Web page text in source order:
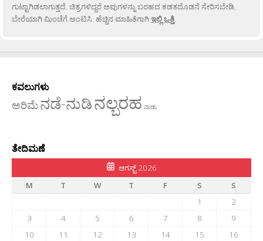
ಗುಟ್ಟಾಗಿಡಲಾಗುತ್ತದೆ. ಚಿತ್ರಗಳಿದ್ದರೆ ಅವುಗಳನ್ನು ಬರಹದ ಕಡತದೊಡನೆ ಸೇರಿಸಬೇಡಿ,
ಬೇರೆಯಾಗಿ ಮಿಂಚೆಗೆ ಅಂಟಿಸಿ. ಹೆಚ್ಚಿನ ಮಾಹಿತಿಗಾಗಿಇಲ್ಲಿ ಒತ್ತಿ.
ಕವಲುಗಳು
ಅರಿಮೆನಡೆ-ನುಡಿನಲ್ಬರಹ ನಾಡು
ತೇದಿಮಣೆ
ಆಗಸ್ಟ್ 2026
M
T W T F S
S
1
2
3
4 5 6 7 8
9
10
11 12 13 14 15
16